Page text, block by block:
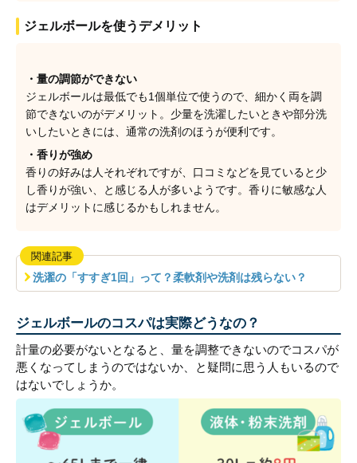
ジェルボールを使うデメリット
・量の調節ができない
ジェルボールは最低でも1個単位で使うので、細かく両を調
節できないのがデメリット。少量を洗濯したいときや部分洗
いしたいときには、通常の洗剤のほうが便利です。
・香りが強め
香りの好みは人それぞれですが、口コミなどを見ていると少
し香りが強い、と感じる人が多いようです。香りに敏感な人
はデメリットに感じるかもしれません。
関連記事
洗濯の「すすぎ1回」って？柔軟剤や洗剤は残らない？
ジェルボールのコスパは実際どうなの？
計量の必要がないとなると、量を調整できないのでコスパが
悪くなってしまうのではないか、と疑問に思う人もいるので
はないでしょうか。